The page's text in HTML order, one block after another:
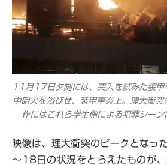
11月17日夕刻には、突入を試みた装甲
中砲火を浴びせ、装甲車炎上。理大衝
作にはこれら学生側による犯罪シー
映像は、理大衝突のピークとな
～18日の状況をとらえたものが